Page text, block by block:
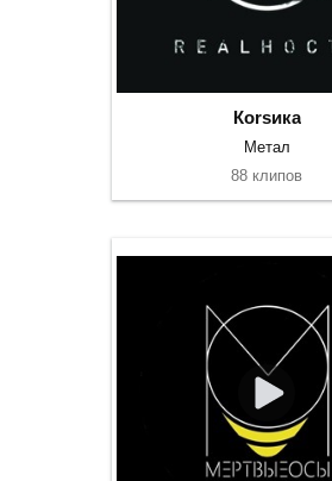
Коrsика
Метал
88 клипов